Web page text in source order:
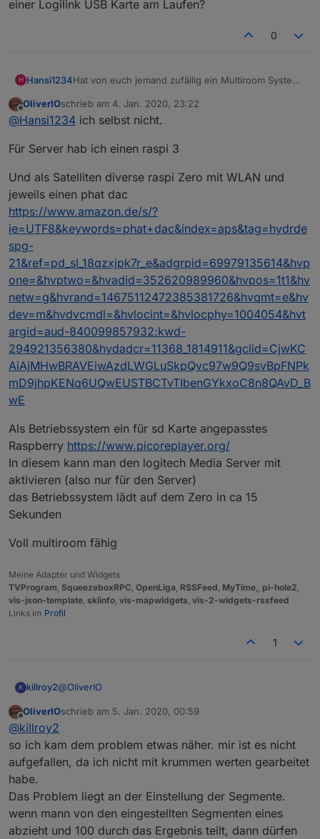
"Sounds und die Playlists/Favoriten für den
war er auch schnell wieder außer Betracht.
Eindruck, dass er trotz mancher noch existierender
beeindruckt.
Du in Deinen Adapter investiert hast, und wie einfach
Wanderung durch den Favoriten-Zweig im
das SqueezeBox RPC Thema einstiegen. Ich denke,
einer Logilink USB Karte am Laufen?
0
H Hansi1234Hat von euch jemand zufällig ein Multiroom System
Offline
OliverIOschrieb am 4. Jan. 2020, 23:22
zuletzt editiert von
@Hansi1234 ich selbst nicht.
Für Server hab ich einen raspi 3
Und als Satelliten diverse raspi Zero mit WLAN und
jeweils einen phat dac
https://www.amazon.de/s/?
ie=UTF8&keywords=phat+dac&index=aps&tag=hydrde
spg-
21&ref=pd_sl_18qzxjpk7r_e&adgrpid=69979135614&hvp
one=&hvptwo=&hvadid=352620989960&hvpos=1t1&hv
netw=g&hvrand=14675112472385381726&hvqmt=e&hv
dev=m&hvdvcmdl=&hvlocint=&hvlocphy=1004054&hvt
argid=aud-840099857932:kwd-
294921356380&hydadcr=11368_1814911&gclid=CjwKC
AiAjMHwBRAVEiwAzdLWGLuSkpQvc97w9Q9svBpFNPk
mD9jhpKENq6UQwEUSTBCTvTIbenGYkxoC8n8QAvD_B
wE
Als Betriebssystem ein für sd Karte angepasstes
Raspberry https://www.picoreplayer.org/
In diesem kann man den logitech Media Server mit
aktivieren (also nur für den Server)
das Betriebssystem lädt auf dem Zero in ca 15
Sekunden
Voll multiroom fähig
Meine Adapter und Widgets
TVProgram SqueezeboxRPC OpenLiga RSSFeed MyTime pi-hole2
vis-json-template skiinfo vis-mapwidgets vis-2-widgets-rssfeed
Links im Profil
1
K killroy2@OliverIO
eigentlich alles default
Offline
OliverIOschrieb am 5. Jan. 2020, 00:59
zuletzt editiert von
@killroy2
so ich kam dem problem etwas näher. mir ist es nicht
aufgefallen, da ich nicht mit krummen werten gearbeitet
habe.
Das Problem liegt an der Einstellung der Segmente.
wenn mann von den eingestellten Segmenten eines
abzieht und 100 durch das Ergebnis teilt, dann dürfen